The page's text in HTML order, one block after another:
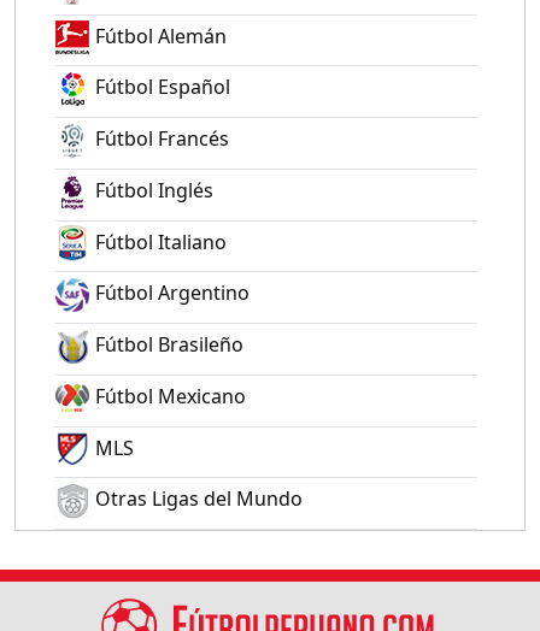
Fútbol Alemán
Fútbol Español
Fútbol Francés
Fútbol Inglés
Fútbol Italiano
Fútbol Argentino
Fútbol Brasileño
Fútbol Mexicano
MLS
Otras Ligas del Mundo